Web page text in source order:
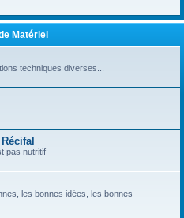
Matériel
techniques diverses...
pas nutritif
les bonnes idées, les bonnes